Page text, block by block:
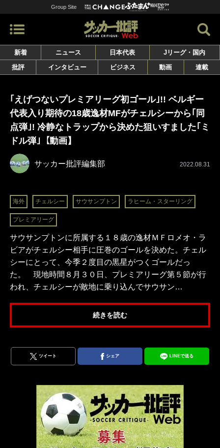
Group Site
新着 ニュース 日本代表
Jリーグ・国内
批評
インタビュー ビジネス 動画 連載
｢えげつないプレミアリーグ初ゴール｣!! ベルギー
代表入り期待の18歳逸材MFがチェルシーから｢同
点弾｣! 冷静なトラップから決めた狙いすました｢ミ
ドル弾｣【動画】
サッカー批評編集部 2022.08.31
海外 チェルシー サウサンプトン ラヒーム・スターリング
プレミアリーグ
サウサンプトンに所属する１８歳の逸材ＭＦロメオ・ラ
ビアがチェルシー相手に圧巻のゴールを決めた。チェル
シーにとって、今季２度目の黒星がつくゴールだっ
た。 現地時間８月３０日、プレミアリーグ第５節が行
われ、チェルシーが敵地に乗り込んでサウサン…
続きを読む
ツイート シェア LINEで送る